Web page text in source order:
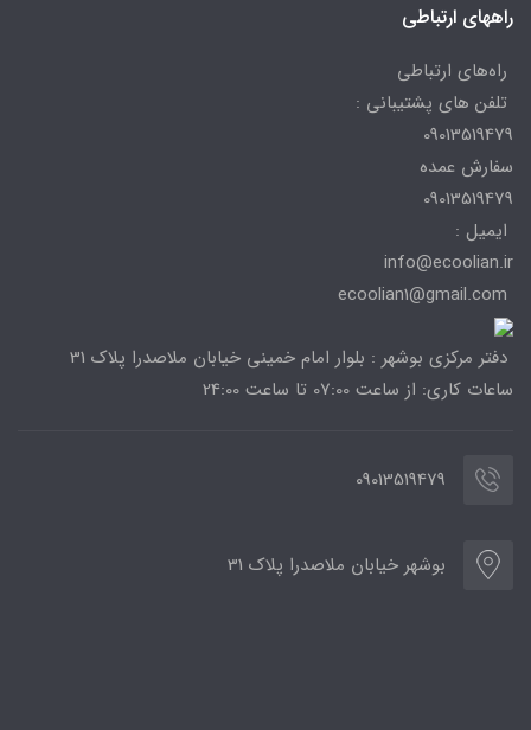
راههای ارتباطی
راه‌های ارتباطی
تلفن های پشتیبانی :
09013519479
سفارش عمده
09013519479
ایمیل :
info@ecoolian.ir
دفتر مرکزی بوشهر : بلوار امام خمینی خیابان ملاصدرا پلاک 31
ساعات کاری: از ساعت 07:00 تا ساعت 24:00
09013519479
بوشهر خیابان ملاصدرا پلاک 31